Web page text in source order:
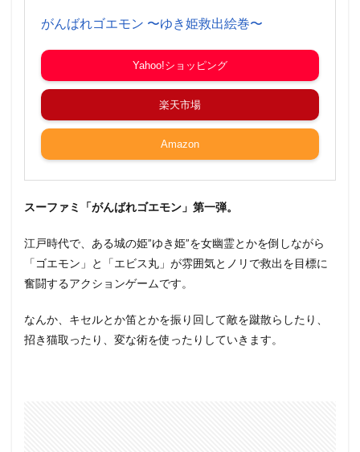
がんばれゴエモン 〜ゆき姫救出絵巻〜
Yahoo!ショッピング
楽天市場
Amazon
スーファミ「がんばれゴエモン」第一弾。
江戸時代で、ある城の姫”ゆき姫”を女幽霊とかを倒しながら
「ゴエモン」と「エビス丸」が雰囲気とノリで救出を目標に
奮闘するアクションゲームです。
なんか、キセルとか笛とかを振り回して敵を蹴散らしたり、
招き猫取ったり、変な術を使ったりしていきます。